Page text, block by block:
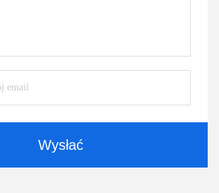
Wysłać